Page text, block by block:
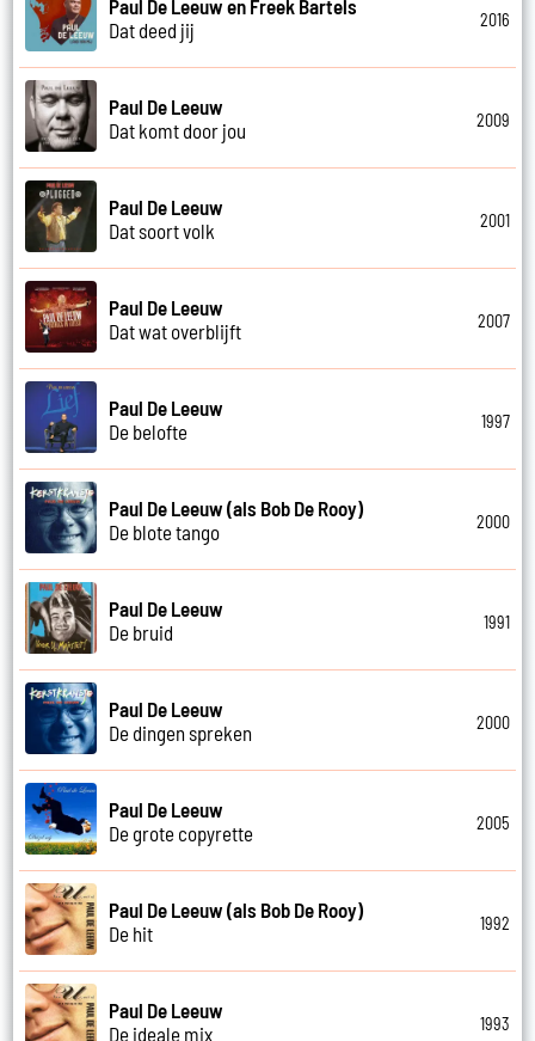
Paul De Leeuw en Freek Bartels
Dat deed jij
2016
Paul De Leeuw
Dat komt door jou
2009
Paul De Leeuw
Dat soort volk
2001
Paul De Leeuw
Dat wat overblijft
2007
Paul De Leeuw
De belofte
1997
Paul De Leeuw (als Bob De Rooy)
De blote tango
2000
Paul De Leeuw
De bruid
1991
Paul De Leeuw
De dingen spreken
2000
Paul De Leeuw
De grote copyrette
2005
Paul De Leeuw (als Bob De Rooy)
De hit
1992
Paul De Leeuw
De ideale mix
1993